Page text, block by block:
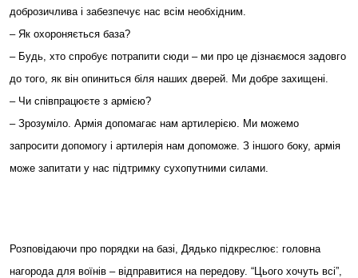
доброзичлива і забезпечує нас всім необхідним.
– Як охороняється база?
– Будь, хто спробує потрапити сюди – ми про це дізнаємося задовго
до того, як він опиниться біля наших дверей. Ми добре захищені.
– Чи співпрацюєте з армією?
– Зрозуміло. Армія допомагає нам артилерією. Ми можемо
запросити допомогу і артилерія нам допоможе. З іншого боку, армія
може запитати у нас підтримку сухопутними силами.
Розповідаючи про порядки на базі, Дядько підкреслює: головна
нагорода для воїнів – відправитися на передову. “Цього хочуть всі”,